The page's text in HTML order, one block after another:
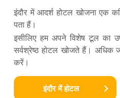
इंदौर में आदर्श होटल खोजना एक
पता हैं।
इसीलिए हम अपने विशेष टूल का
सर्वश्रेष्ठ होटल खोजते हैं। अधिक
करें।
इंदौर में होटल